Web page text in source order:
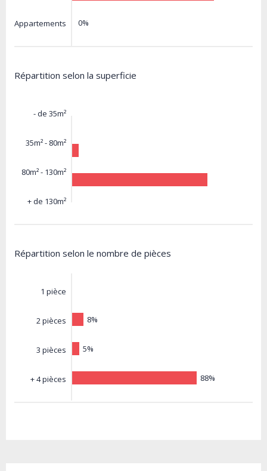
Appartements 0%
Répartition selon la superficie
- de 35m²
35m² - 80m²
80m² - 130m²
+ de 130m²
Répartition selon le nombre de pièces
1 pièce
2 pièces
3 pièces
+ 4 pièces
8%
5%
88%